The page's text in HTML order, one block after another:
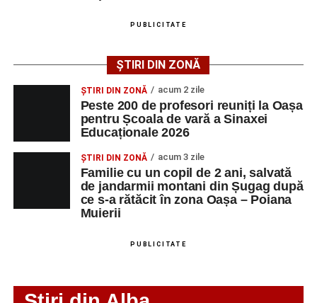
au venit la Sebeș și au susținut un recital apreciat de
tinerilor muzicieni și munca depusă în cadrul taberei, iar
spectatorii au răsplătit prestațiile cu aplauze îndelungate.
PUBLICITATE
ȘTIRI DIN ZONĂ
ȘTIRI DIN ZONĂ acum 2 zile
Peste 200 de profesori reuniți la Oașa
pentru Școala de vară a Sinaxei
Educaționale 2026
ȘTIRI DIN ZONĂ acum 3 zile
Familie cu un copil de 2 ani, salvată
de jandarmii montani din Șugag după
ce s-a rătăcit în zona Oașa – Poiana
Muierii
PUBLICITATE